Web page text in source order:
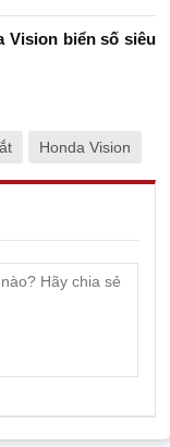
Vision biển số siêu
Honda Vision